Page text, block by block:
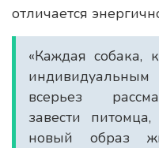
отличается
«Каждая собака,
всерьез
завести
новый образ